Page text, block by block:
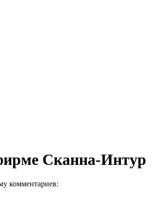
Сканна-Интур
комментариев: